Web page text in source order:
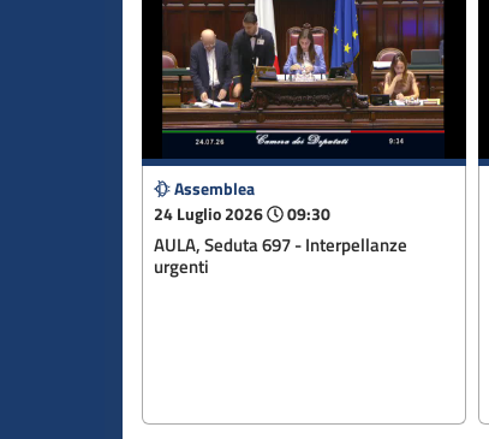
Assemblea
24 Luglio 2026
09:30
AULA, Seduta 697 - Interpellanze
urgenti